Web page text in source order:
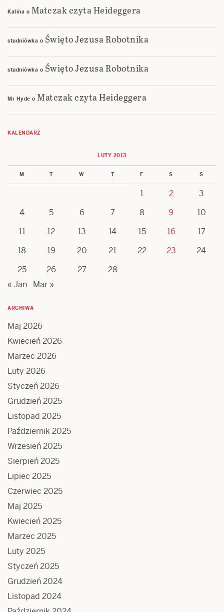
Kalina o Matczak czyta Heideggera
studniówka o Święto Jezusa Robotnika
studniówka o Święto Jezusa Robotnika
Mr Hyde o Matczak czyta Heideggera
KALENDARZ
LUTY 2013
M T W T F S S
1 2
3
4
5 6 7 8 9
10
11
12 13 14 15 16
17
18
19 20 21 22 23
24
25
26 27
28
« Jan
Mar »
ARCHIWA
Maj 2026
Kwiecień 2026
Marzec 2026
Luty 2026
Styczeń 2026
Grudzień 2025
Listopad 2025
Październik 2025
Wrzesień 2025
Sierpień 2025
Lipiec 2025
Czerwiec 2025
Maj 2025
Kwiecień 2025
Marzec 2025
Luty 2025
Styczeń 2025
Grudzień 2024
Listopad 2024